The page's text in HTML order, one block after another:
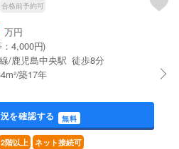
合格前予約可
万円
4,000円)
/鹿児島中央駅 徒歩8分
築17年
を確認する 無料
2階以上 ネット接続可